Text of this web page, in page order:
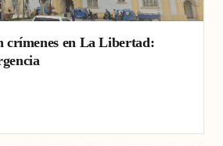
crímenes en La Libertad: